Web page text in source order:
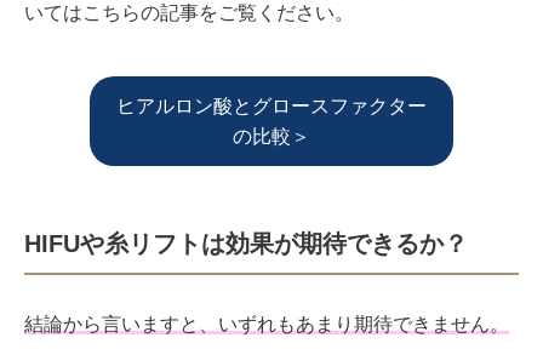
いてはこちらの記事をご覧ください。
ヒアルロン酸とグロースファクター
の比較＞
HIFUや糸リフトは効果が期待できるか？
結論から言いますと、いずれもあまり期待できません。